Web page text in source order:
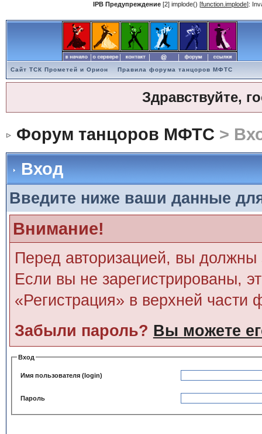
IPB Предупреждение [2] implode() [function.implode]:
Сайт ТСК Прометей и Орион Правила форума танцоров МФТС
Здравствуйте,
Форум танцоров МФТС >
Вход
Введите ниже ваши данные
Внимание!
Перед авторизацией, вы должны
Если вы не зарегистрированы,
«Регистрация» в верхней части
Забыли пароль? Вы можете
Вход
Имя пользователя (login)
Пароль